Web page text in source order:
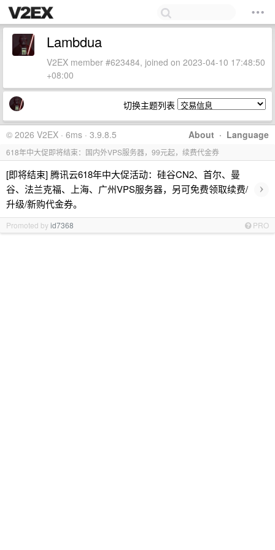
Lambdua
V2EX member #623484, joined on 2023-04-10 17:48:50
+08:00
切换主题列表
About · Language
© 2026 V2EX · 6ms · 3.9.8.5
618年中大促即将结束：国内外VPS服务器，99元起，续费代金券
[即将结束] 腾讯云618年中大促活动：硅谷CN2、首尔、曼
谷、法兰克福、上海、广州VPS服务器，另可免费领取续费/
升级/新购代金券。
›
Promoted byid7368 PRO